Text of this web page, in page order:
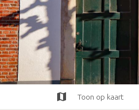
Toon op kaart